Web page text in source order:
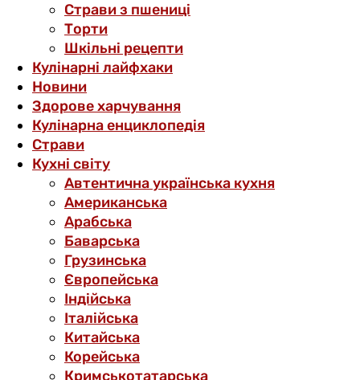
Страви з пшениці
Торти
Шкільні рецепти
Кулінарні лайфхаки
Новини
Здорове харчування
Кулінарна енциклопедія
Страви
Кухні світу
Автентична українська кухня
Американська
Арабська
Баварська
Грузинська
Європейська
Індійська
Італійська
Китайська
Корейська
Кримськотатарська